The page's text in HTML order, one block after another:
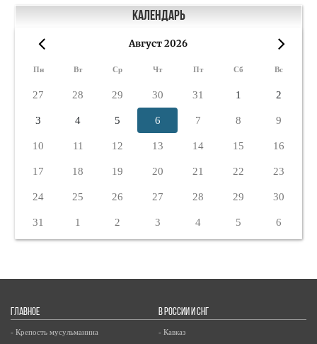
Календарь
Август 2026
Пн Вт Ср Чт Пт Сб Вс
27 28 29 30 31 1 2
3 4 5 6 7 8 9
10 11 12 13 14 15 16
17 18 19 20 21 22 23
24 25 26 27 28 29 30
31 1 2 3 4 5 6
ГЛАВНОЕ
- Крепость мусульманина
В РОССИИ И СНГ
- Кавказ